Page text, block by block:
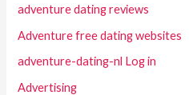
adventure dating reviews
Adventure free dating websites
adventure-dating-nl Log in
Advertising